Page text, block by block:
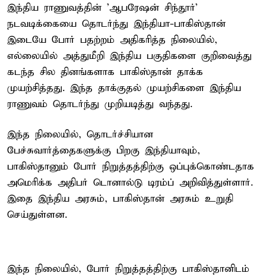
இந்திய ராணுவத்தின் 'ஆபரேஷன் சிந்தூர்'
நடவடிக்கையை தொடர்ந்து இந்தியா-பாகிஸ்தான்
இடையே போர் பதற்றம் அதிகரித்த நிலையில்,
எல்லையில் அத்துமீறி இந்திய பகுதிகளை குறிவைத்து
கடந்த சில தினங்களாக பாகிஸ்தான் தாக்க
முயற்சித்தது. இந்த தாக்குதல் முயற்சிகளை இந்திய
ராணுவம் தொடர்ந்து முறியடித்து வந்தது.
இந்த நிலையில், தொடர்ச்சியான
பேச்சுவார்த்தைகளுக்கு பிறகு இந்தியாவும்,
பாகிஸ்தானும் போர் நிறுத்தத்திற்கு ஒப்புக்கொண்டதாக
அமெரிக்க அதிபர் டொனால்டு டிரம்ப் அறிவித்துள்ளார்.
இதை இந்திய அரசும், பாகிஸ்தான் அரசும் உறுதி
செய்துள்ளன.
இந்த நிலையில், போர் நிறுத்தத்திற்கு பாகிஸ்தானிடம்